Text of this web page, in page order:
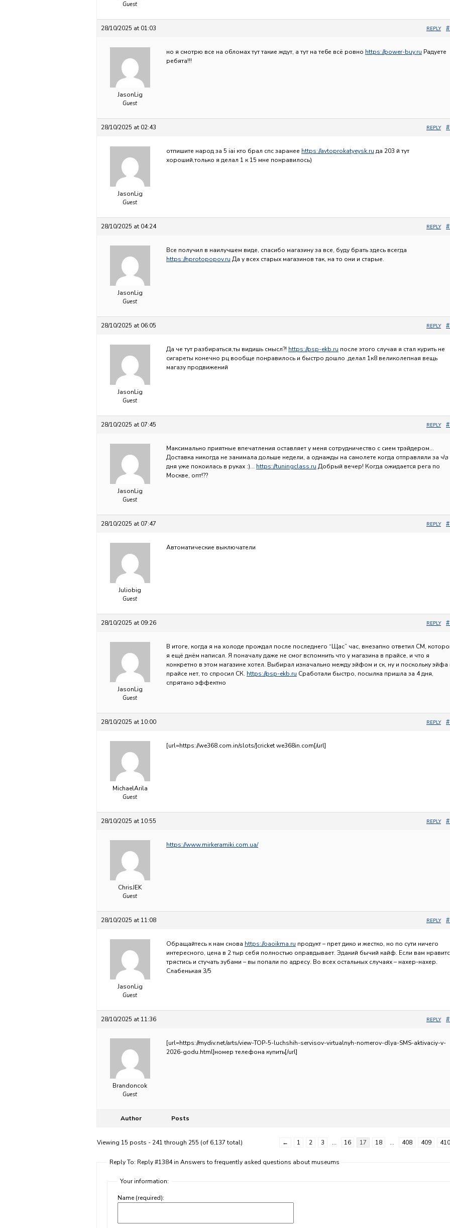
Guest
28/10/2025 at 01:03 REPLY
JasonLig
Guest
но я смотрю все на о6ломах тут такие ждут, а тут на те6е всё ровно https://power-buy.ru Радуете
ребята!!!
28/10/2025 at 02:43 REPLY
JasonLig
Guest
отпишите народ за 5 iai кто брал спс заранее https://avtoprokatyeysk.ru да 203 й тут
хороший,только я делал 1 к 15 мне понравилось)
28/10/2025 at 04:24 REPLY
JasonLig
Guest
Все получил в наилучшем виде, спасибо магазину за все, буду брать здесь всегда
https://nprotopopov.ru Да у всех старых магазинов так, на то они и старые.
28/10/2025 at 06:05 REPLY
JasonLig
Guest
Да че тут разбираться,ты видишь смысл?! https://psp-ekb.ru после этого случая я стал курить не
сигареты конечно рц вообще понравилось и быстро дошло ,делал 1к8 великолепная вещь
магазу продвижений
28/10/2025 at 07:45 REPLY
JasonLig
Guest
Максимально приятные впечатления оставляет у меня сотрудничество с сием трэйдером…
Доставка никогда не занимала дольше недели, а однажды на самолете когда отправляли за ч\з
дня уже покоилась в руках :)… https://tuningclass.ru Добрый вечер! Когда ожидается рега по
Москве, опт!??
28/10/2025 at 07:47 REPLY
Juliobig
Guest
Автоматические выключатели
28/10/2025 at 09:26 REPLY
JasonLig
Guest
В итоге, когда я на холоде прождал после последнего “Щас” час, внезапно ответил CM,
я ещё днём написал. Я поначалу даже не смог вспомнить что у магазина в прайсе, и что я
конкретно в этом магазине хотел. Выбирал изначально между эйфом и ск, ну и поскольку эйфа
прайсе нет, то спросил СК. https://psp-ekb.ru Сработали быстро, посылка пришла за 4 дня,
спрятано эффектно
28/10/2025 at 10:00 REPLY
MichaelArila
Guest
[url=https://we368.com.in/slots/]cricket we368in.com[/url]
28/10/2025 at 10:55 REPLY
ChrisJEK
Guest
https://www.mirkeramiki.com.ua/
28/10/2025 at 11:08 REPLY
JasonLig
Guest
Обращайтесь к нам снова https://oaoikma.ru продукт – прет дико и жестко, но по сути ничего
интересного, цена в 2 тыр себя полностью оправдывает. Эдакий бычий кайф. Если вам
трястись и стучать зубами – вы попали по адресу. Во всех остальных случаях – нахер-нахер.
Слабенькая 3/5
28/10/2025 at 11:36 REPLY
Brandoncok
Guest
[url=https://mydiv.net/arts/view-TOP-5-luchshih-servisov-virtualnyh-nomerov-dlya-SMS-aktivaciy-v-
2026-godu.html]номер телефона купить[/url]
Author Posts
Viewing 15 posts - 241 through 255 (of 6,137 total) ← 1 2 3 … 16 17 18 … 408 409 410
Reply To: Reply #1384 in Answers to frequently asked questions about museums
Your information:
Name (required):